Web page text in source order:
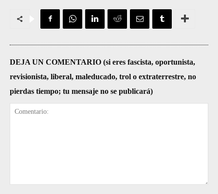
DEJA UN COMENTARIO (si eres fascista, oportunista,
revisionista, liberal, maleducado, trol o extraterrestre, no
pierdas tiempo; tu mensaje no se publicará)